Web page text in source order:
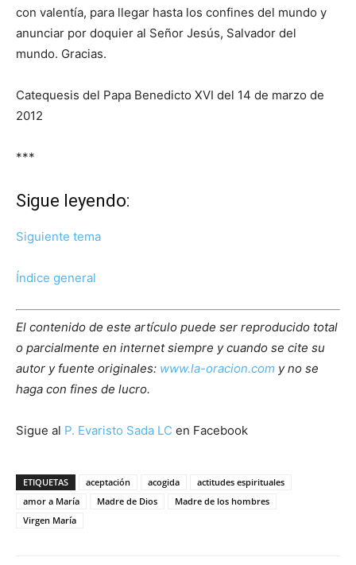
con valentía, para llegar hasta los confines del mundo y
anunciar por doquier al Señor Jesús, Salvador del
mundo. Gracias.
Catequesis del Papa Benedicto XVI del 14 de marzo de
2012
***
Sigue leyendo:
Siguiente tema
Índice general
El contenido de este artículo puede ser reproducido total
o parcialmente en internet siempre y cuando se cite su
autor y fuente originales: www.la-oracion.com y no se
haga con fines de lucro.
Sigue al P. Evaristo Sada LC en Facebook
ETIQUETAS aceptación acogida
actitudes espirituales
amor a María
Madre de Dios
Madre de los hombres
Virgen María